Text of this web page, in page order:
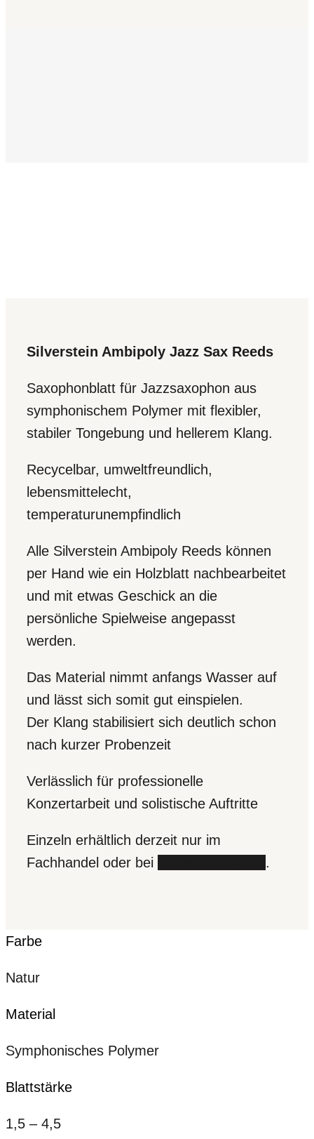
Silverstein Ambipoly Jazz Sax Reeds
Saxophonblatt für Jazzsaxophon aus
symphonischem Polymer mit flexibler,
stabiler Tongebung und hellerem Klang.
Recycelbar, umweltfreundlich,
lebensmittelecht,
temperaturunempfindlich
Alle Silverstein Ambipoly Reeds können
per Hand wie ein Holzblatt nachbearbeitet
und mit etwas Geschick an die
persönliche Spielweise angepasst
werden.
Das Material nimmt anfangs Wasser auf
und lässt sich somit gut einspielen.
Der Klang stabilisiert sich deutlich schon
nach kurzer Probenzeit
Verlässlich für professionelle
Konzertarbeit und solistische Auftritte
Einzeln erhältlich derzeit nur im
Fachhandel oder bei
.
Farbe
Natur
Material
Symphonisches Polymer
Blattstärke
1,5 – 4,5